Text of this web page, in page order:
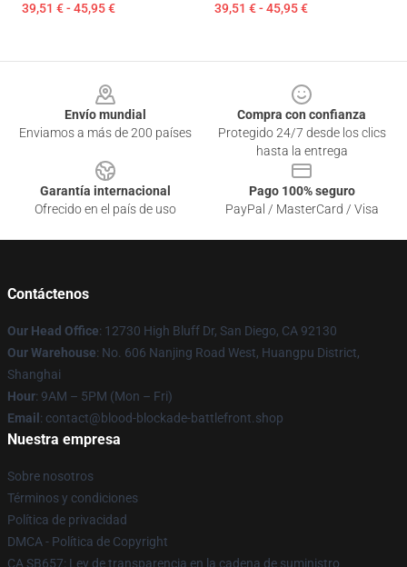
39,51 € - 45,95 € 39,51 € - 45,95 €
Envío mundial
Enviamos a más de 200 países
Compra con confianza
Protegido 24/7 desde los clics
hasta la entrega
Garantía internacional
Ofrecido en el país de uso
Pago 100% seguro
PayPal / MasterCard / Visa
Contáctenos
Our Head Office: 12730 High Bluff Dr, San Diego, CA 92130
Our Warehouse: No. 606 Nanjing Road West, Huangpu District,
Shanghai
Hour: 9AM – 5PM (Mon – Fri)
Email : contact@blood-blockade-battlefront.shop
Nuestra empresa
Sobre nosotros
Términos y condiciones
Política de privacidad
DMCA - Política de Copyright
CA SB657: Ley de transparencia en la cadena de suministro